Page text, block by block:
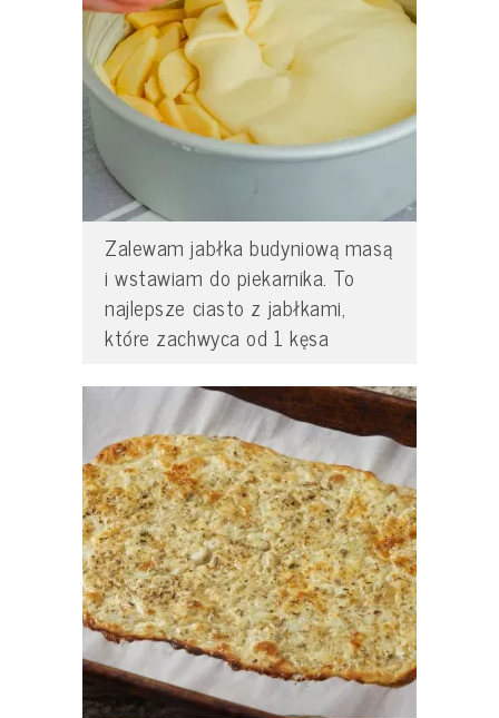
Zalewam jabłka budyniową masą
i wstawiam do piekarnika. To
najlepsze ciasto z jabłkami,
które zachwyca od 1 kęsa